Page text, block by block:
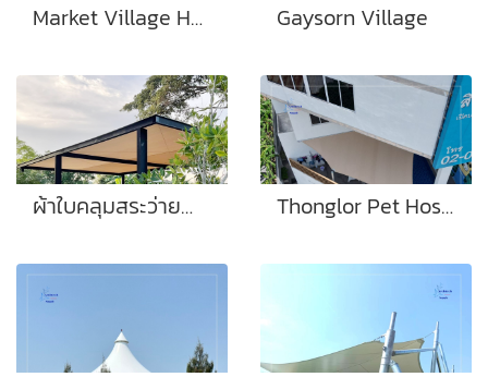
Market Village HuaHin Gaysorn Village
ผ้าใบคลุมสระว่ายน้ำ งานบ้านพักอาศัย Thonglor Pet Hospital Rama 5